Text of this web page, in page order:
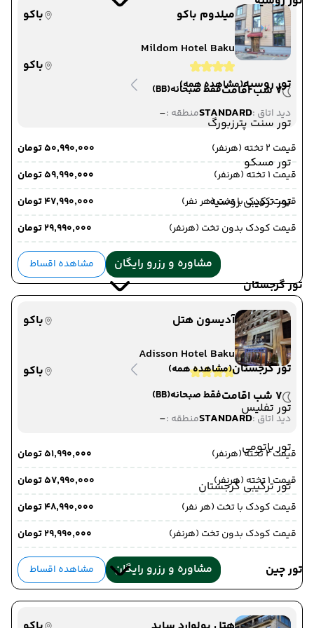
تور روسیه(مشاهده همه)
تور سنت پترزبورگ
تور مسکو
تور ترکیبی روسیه
تور گرجستان
تور گرجستان(مشاهده همه)
تور تفلیس
تور باتومی
تور ترکیبی گرجستان
تور چین
میلدوم باکو
باکو
Mildom Hotel Baku
باکو
7 شب اقامت
فقط صبحانه(BB)
دید اتاق :STANDARDمنطقه :-
قیمت 2 تخته (هرنفر)
۵۰٬۹۹۰٬۰۰۰ تومان
قیمت 1 تخته (هرنفر)
۵۹٬۹۹۰٬۰۰۰ تومان
قیمت کودک با تخت (هر نفر)
۴۷٬۹۹۰٬۰۰۰ تومان
قیمت کودک بدون تخت (هرنفر)
۲۹٬۹۹۰٬۰۰۰ تومان
مشاوره و رزرو رایگان مشاهده اقساط
آدیسون هتل
باکو
Adisson Hotel Baku
باکو
7 شب اقامت
فقط صبحانه(BB)
دید اتاق :STANDARDمنطقه :-
قیمت 2 تخته (هرنفر)
۵۱٬۹۹۰٬۰۰۰ تومان
قیمت 1 تخته (هرنفر)
۵۷٬۹۹۰٬۰۰۰ تومان
قیمت کودک با تخت (هر نفر)
۴۸٬۹۹۰٬۰۰۰ تومان
قیمت کودک بدون تخت (هرنفر)
۲۹٬۹۹۰٬۰۰۰ تومان
مشاوره و رزرو رایگان مشاهده اقساط